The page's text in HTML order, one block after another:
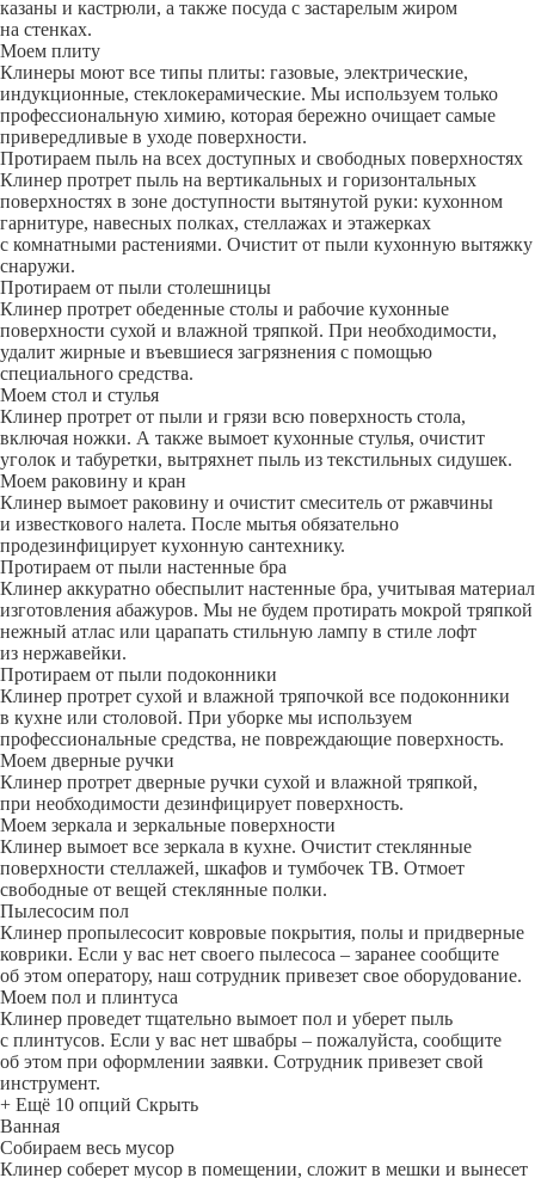
казаны и кастрюли, а также посуда с застарелым жиром
на стенках.
Моем плиту
Клинеры моют все типы плиты: газовые, электрические,
индукционные, стеклокерамические. Мы используем только
профессиональную химию, которая бережно очищает самые
привередливые в уходе поверхности.
Протираем пыль на всех доступных и свободных поверхностях
Клинер протрет пыль на вертикальных и горизонтальных
поверхностях в зоне доступности вытянутой руки: кухонном
гарнитуре, навесных полках, стеллажах и этажерках
с комнатными растениями. Очистит от пыли кухонную вытяжку
снаружи.
Протираем от пыли столешницы
Клинер протрет обеденные столы и рабочие кухонные
поверхности сухой и влажной тряпкой. При необходимости,
удалит жирные и въевшиеся загрязнения с помощью
специального средства.
Моем стол и стулья
Клинер протрет от пыли и грязи всю поверхность стола,
включая ножки. А также вымоет кухонные стулья, очистит
уголок и табуретки, вытряхнет пыль из текстильных сидушек.
Моем раковину и кран
Клинер вымоет раковину и очистит смеситель от ржавчины
и известкового налета. После мытья обязательно
продезинфицирует кухонную сантехнику.
Протираем от пыли настенные бра
Клинер аккуратно обеспылит настенные бра, учитывая материал
изготовления абажуров. Мы не будем протирать мокрой тряпкой
нежный атлас или царапать стильную лампу в стиле лофт
из нержавейки.
Протираем от пыли подоконники
Клинер протрет сухой и влажной тряпочкой все подоконники
в кухне или столовой. При уборке мы используем
профессиональные средства, не повреждающие поверхность.
Моем дверные ручки
Клинер протрет дверные ручки сухой и влажной тряпкой,
при необходимости дезинфицирует поверхность.
Моем зеркала и зеркальные поверхности
Клинер вымоет все зеркала в кухне. Очистит стеклянные
поверхности стеллажей, шкафов и тумбочек ТВ. Отмоет
свободные от вещей стеклянные полки.
Пылесосим пол
Клинер пропылесосит ковровые покрытия, полы и придверные
коврики. Если у вас нет своего пылесоса – заранее сообщите
об этом оператору, наш сотрудник привезет свое оборудование.
Моем пол и плинтуса
Клинер проведет тщательно вымоет пол и уберет пыль
с плинтусов. Если у вас нет швабры – пожалуйста, сообщите
об этом при оформлении заявки. Сотрудник привезет свой
инструмент.
+ Ещё 10 опций Скрыть
Ванная
Собираем весь мусор
Клинер соберет мусор в помещении, сложит в мешки и вынесет